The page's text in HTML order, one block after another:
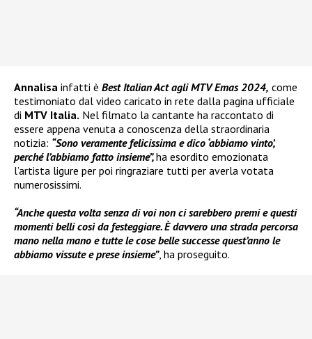
Annalisa infatti è Best Italian Act agli MTV Emas 2024, come
testimoniato dal video caricato in rete dalla pagina ufficiale
di MTV Italia. Nel filmato la cantante ha raccontato di
essere appena venuta a conoscenza della straordinaria
notizia: “Sono veramente felicissima e dico ‘abbiamo vinto’,
perché l’abbiamo fatto insieme”,ha esordito emozionata
l’artista ligure per poi ringraziare tutti per averla votata
numerosissimi.
“Anche questa volta senza di voi non ci sarebbero premi e questi
momenti belli così da festeggiare. È davvero una strada percorsa
mano nella mano e tutte le cose belle successe quest’anno le
abbiamo vissute e prese insieme”, ha proseguito.